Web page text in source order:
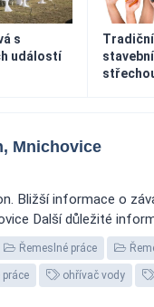
s
událostí
Mnichovice
Bližší informace o
Další důležité
Řemeslné práce
ohřívač vody